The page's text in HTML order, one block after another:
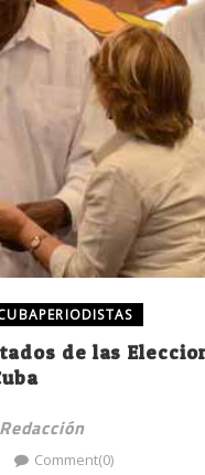
de las
Redacción
Comment(0)